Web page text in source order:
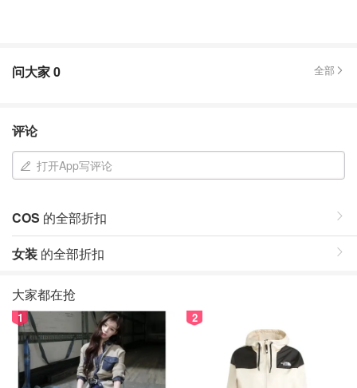
问大家0 全部
评论
打开App写评论
COS 的全部折扣
女装 的全部折扣
大家都在抢
1 2